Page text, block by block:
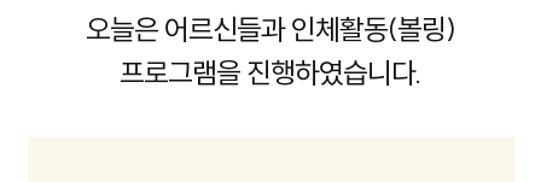
오늘은 어르신들과 인체활동(볼링)
프로그램을 진행하였습니다.